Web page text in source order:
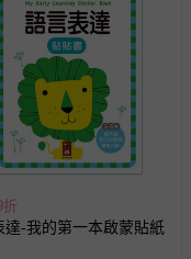
折
達-我的第一本啟蒙貼紙